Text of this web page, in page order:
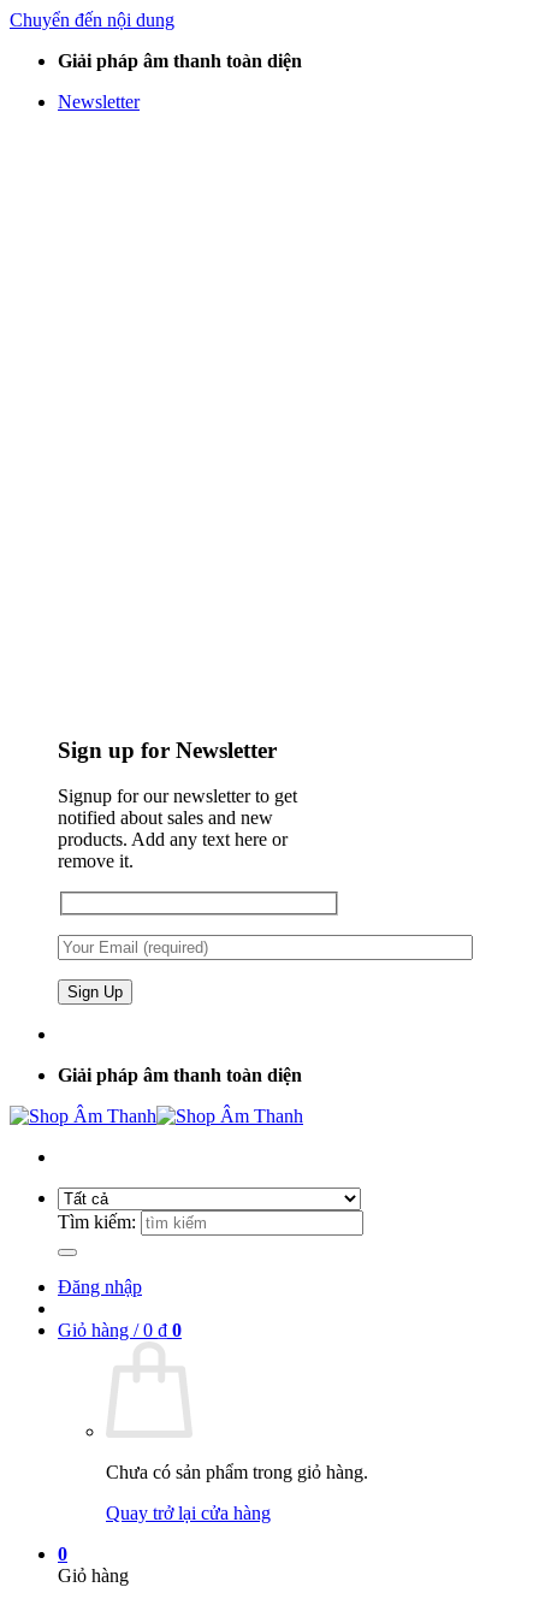
Chuyển đến nội dung
Giải pháp âm thanh toàn diện
Newsletter
Sign up for Newsletter
Signup for our newsletter to get
notified about sales and new
products. Add any text here or
remove it.
Giải pháp âm thanh toàn diện
Tìm kiếm:
Đăng nhập
Giỏ hàng /0 ₫ 0
Chưa có sản phẩm trong giỏ hàng.
Quay trở lại cửa hàng
0
Giỏ hàng